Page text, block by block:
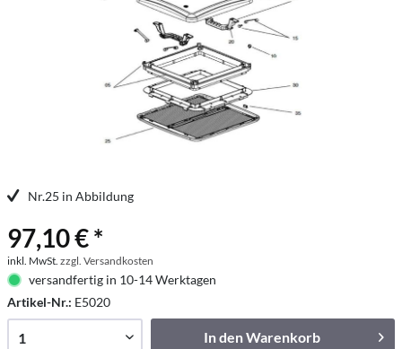
Nr.25 in Abbildung
97,10 € *
inkl. MwSt. zzgl. Versandkosten
versandfertig in 10-14 Werktagen
Artikel-Nr.: E5020
In denWarenkorb